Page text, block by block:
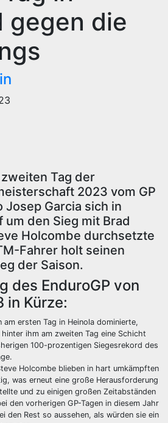
gegen die
Tag der
2023 vom GP
Josep Garcia sich in
um den Sieg mit Brad
Holcombe durchsetzte
Fahrer holt seinen
der Saison.
des EnduroGP von
in Kürze:
am ersten Tag in Heinola dominierte,
ihm am zweiten Tag eine Schicht
100-prozentigen Siegesrekord des
Holcombe blieben in hart umkämpften
was erneut eine große Herausforderung
und zu einigen großen Zeitabständen
den vorherigen GP-Tagen in diesem Jahr
den Rest so aussehen, als würden sie ein